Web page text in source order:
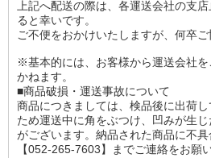
上記へ配送の際は、各運送会社の支
ると幸いです。
ご不便をおかけいたしますが、何卒ご
※基本的には、お客様から運送会社
かねます。
■商品破損・運送事故について
商品につきましては、検品後に出荷
ため運送中に角をぶつけ、凹みが生
がございます。納品された商品に不
【052-265-7603】までご連絡をお願